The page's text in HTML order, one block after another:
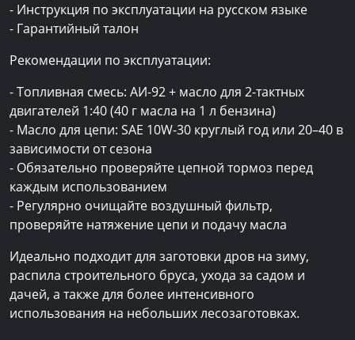
- Инструкция по эксплуатации на русском языке
- Гарантийный талон
Рекомендации по эксплуатации:
- Топливная смесь: АИ-92 + масло для 2-тактных
двигателей 1:40 (40 г масла на 1 л бензина)
- Масло для цепи: SAE 10W-30 круглый год или 20–40 в
зависимости от сезона
- Обязательно проверяйте цепной тормоз перед
каждым использованием
- Регулярно очищайте воздушный фильтр,
проверяйте натяжение цепи и подачу масла
Идеально подходит для заготовки дров на зиму,
распила строительного бруса, ухода за садом и
дачей, а также для более интенсивного
использования на небольших лесозаготовках.